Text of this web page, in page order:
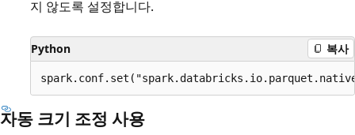
지 않도록 설정합니다.
Python 복사
자동 크기 조정 사용